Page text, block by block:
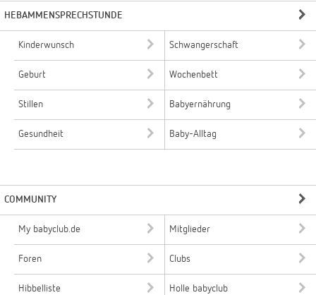
HEBAMMENSPRECHSTUNDE
Kinderwunsch Schwangerschaft
Geburt Wochenbett
Stillen Babyernährung
Gesundheit Baby-Alltag
COMMUNITY
My babyclub.de Mitglieder
Foren Clubs
Hibbelliste Holle babyclub